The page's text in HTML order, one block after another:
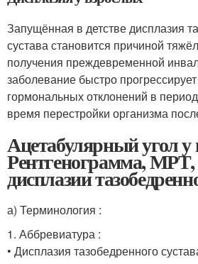
Запущённая в детстве дисплазия
сустава становится причиной
получения преждевременной
заболевание быстро
гормональных отклонений в
время перестройки организма
Ацетабулярный угол у
Рентгенограмма,
дисплазии
а) Терминология :
1. Аббревиатура :
• Дисплазия тазобедренного